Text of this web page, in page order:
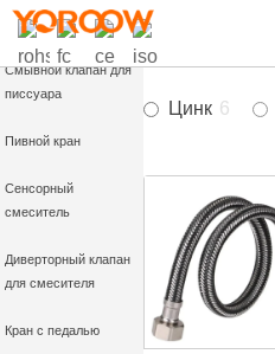
для туалета
Смывной клапан для
писсуара
Пивной кран
Сенсорный
смеситель
Диверторный клапан
для смесителя
Кран с педалью
Цинк 6